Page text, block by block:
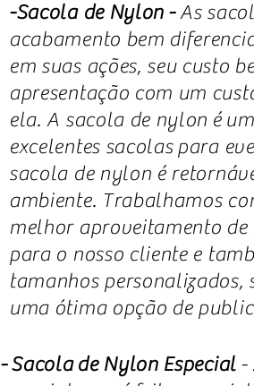
-Sacola de Nylon -As
acabamento bem
em suas ações, seu custo
apresentação com um
ela. A sacola de nylon é
excelentes sacolas para
sacola de nylon é
ambiente. Trabalhamos
melhor aproveitamento
para o nosso cliente e
tamanhos personalizados,
uma ótima opção de
- Sacola de Nylon Especial-